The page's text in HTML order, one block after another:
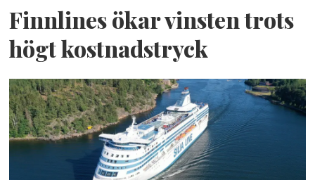
Finnlines ökar vinsten trots
högt kostnadstryck